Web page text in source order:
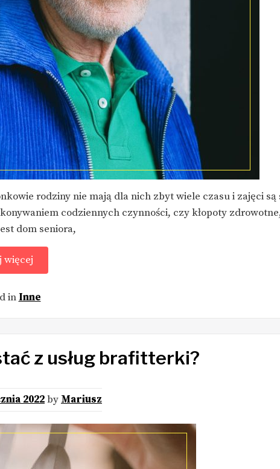
rodziny nie mają dla nich zbyt wiele czasu i zajęci są
codziennych czynności, czy kłopoty
dom seniora,
więcej
in Inne
z usług brafitterki?
2022by Mariusz